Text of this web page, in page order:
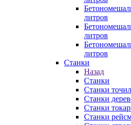
литров
литров
литров
Станки
Назад
Станки
Станки
Станки
Станки
Станки